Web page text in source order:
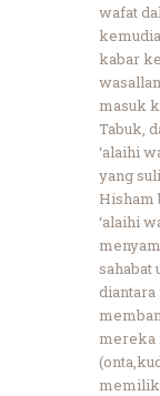
wafat
kabar
masuk
Tabuk,
‘alaihi
yang
Hisham
‘alaihi
sahabat
diantara
mereka